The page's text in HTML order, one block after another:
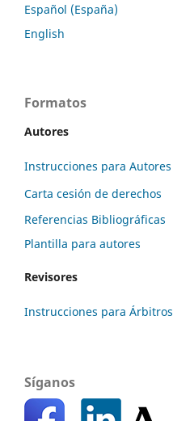
Español (España)
English
Formatos
Autores
Instrucciones para Autores
Carta cesión de derechos
Referencias Bibliográficas
Plantilla para autores
Revisores
Instrucciones para Árbitros
Síganos